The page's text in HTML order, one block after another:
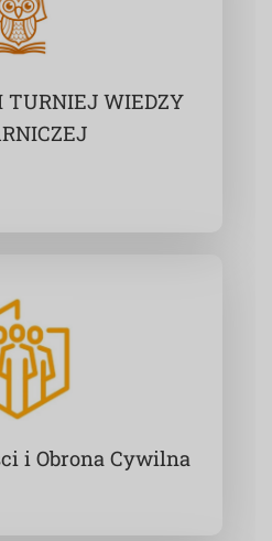
TURNIEJ WIEDZY
i Obrona Cywilna